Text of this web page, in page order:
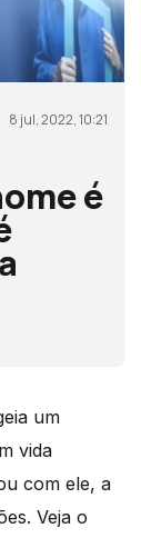
8 jul, 2022, 10:21
é
um
vida
com ele, a
Veja o